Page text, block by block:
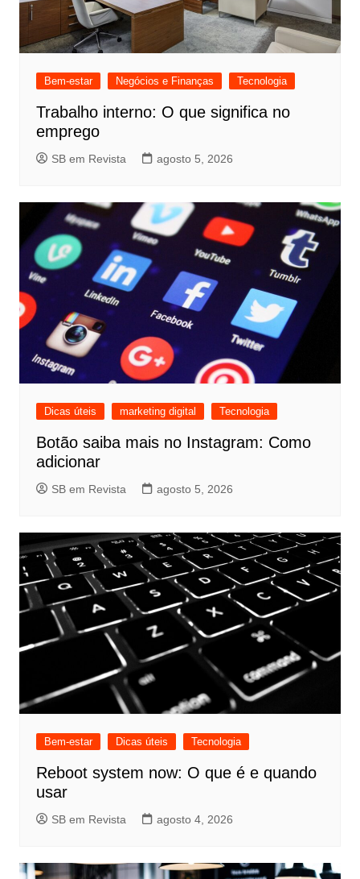
Bem-estar Negócios e Finanças Tecnologia
Trabalho interno: O que significa no
emprego
SB em Revista agosto 5, 2026
Dicas úteis marketing digital Tecnologia
Botão saiba mais no Instagram: Como
adicionar
SB em Revista agosto 5, 2026
Bem-estar Dicas úteis Tecnologia
Reboot system now: O que é e quando
usar
SB em Revista agosto 4, 2026